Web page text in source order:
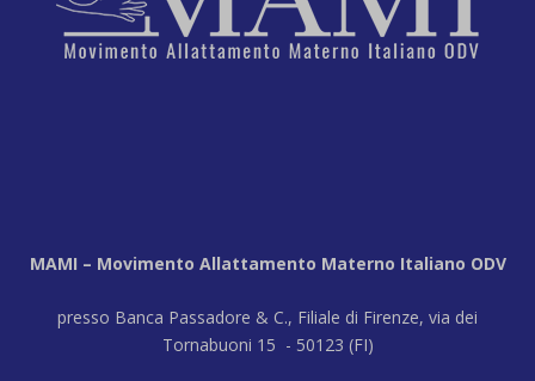
MAMI – Movimento Allattamento Materno Italiano ODV
presso Banca Passadore & C., Filiale di Firenze, via dei
Tornabuoni 15 - 50123 (FI)